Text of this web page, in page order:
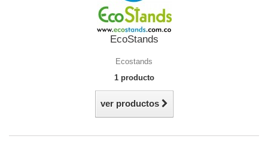
EcoStands
Ecostands
1 producto
ver productos